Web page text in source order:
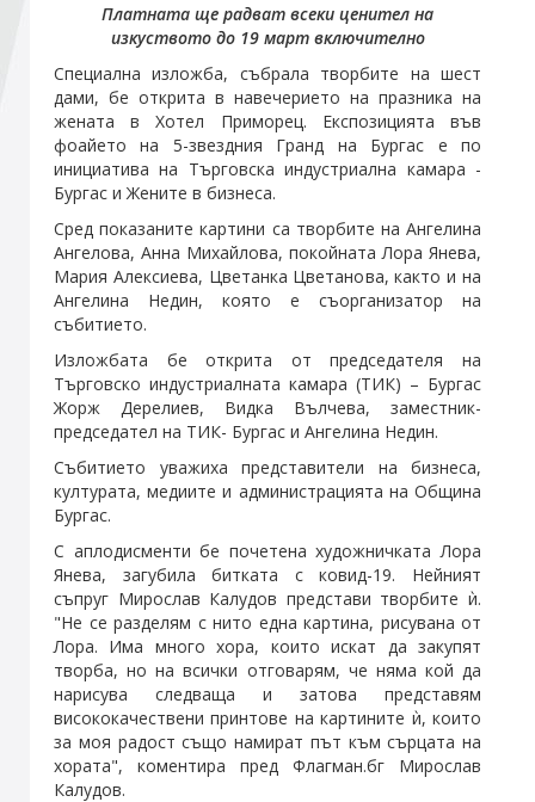
Абонирайте се!
Платната ще радват всеки ценител на
изкуството до 19 март включително
Специална изложба, събрала творбите на шест
дами, бе открита в навечерието на празника на
жената в Хотел Приморец. Експозицията във
фоайето на 5-звездния Гранд на Бургас е по
инициатива на Търговска индустриална камара -
Бургас и Жените в бизнеса.
Сред показаните картини са творбите на Ангелина
Ангелова, Анна Михайлова, покойната Лора Янева,
Мария Алексиева, Цветанка Цветанова, както и на
Ангелина Недин, която е съорганизатор на
събитието.
Изложбата бе открита от председателя на
Търговско индустриалната камара (ТИК) – Бургас
Жорж Дерелиев, Видка Вълчева, заместник-
председател на ТИК- Бургас и Ангелина Недин.
Събитието уважиха представители на бизнеса,
културата, медиите и администрацията на Община
Бургас.
С аплодисменти бе почетена художничката Лора
Янева, загубила битката с ковид-19. Нейният
съпруг Мирослав Калудов представи творбите ѝ.
"Не се разделям с нито една картина, рисувана от
Лора. Има много хора, които искат да закупят
творба, но на всички отговарям, че няма кой да
нарисува следваща и затова представям
висококачествени принтове на картините ѝ, които
за моя радост също намират път към сърцата на
хората", коментира пред Флагман.бг Мирослав
Калудов.